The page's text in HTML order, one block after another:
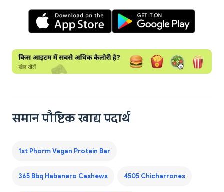
समान पौष्टिक खाद्य पदार्थ
1st Phorm Vegan Protein Bar
365 Bbq Habanero Cashews 4505 Chicharrones